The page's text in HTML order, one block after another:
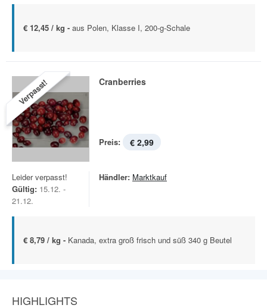
€ 12,45 / kg - aus Polen, Klasse I, 200-g-Schale
Verpasst! Cranberries
Preis: € 2,99
Leider verpasst!
Gültig: 15.12. -
21.12.
Händler: Marktkauf
€ 8,79 / kg - Kanada, extra groß frisch und süß 340 g Beutel
HIGHLIGHTS